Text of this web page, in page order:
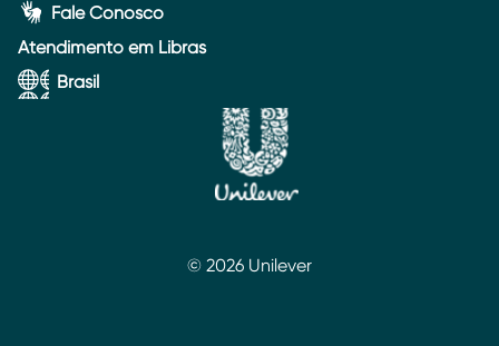
Fale Conosco
Atendimento em Libras
Brasil
© 2026 Unilever